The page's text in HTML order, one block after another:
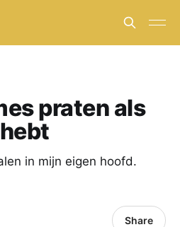
praten als
in mijn eigen hoofd.
Share